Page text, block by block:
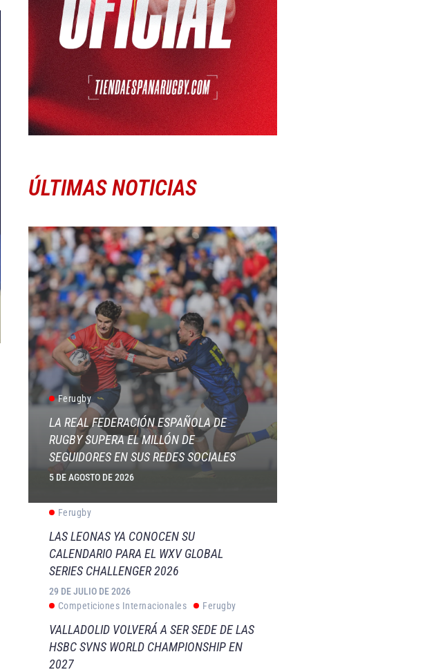
ÚLTIMAS NOTICIAS
Ferugby
LA REAL FEDERACIÓN ESPAÑOLA DE
RUGBY SUPERA EL MILLÓN DE
SEGUIDORES EN SUS REDES SOCIALES
5 DE AGOSTO DE 2026
Ferugby
LAS LEONAS YA CONOCEN SU
CALENDARIO PARA EL WXV GLOBAL
SERIES CHALLENGER 2026
29 DE JULIO DE 2026
Competiciones Internacionales
Ferugby
VALLADOLID VOLVERÁ A SER SEDE DE LAS
HSBC SVNS WORLD CHAMPIONSHIP EN
2027